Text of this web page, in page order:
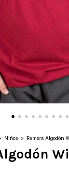
Niños > Remera Algodón